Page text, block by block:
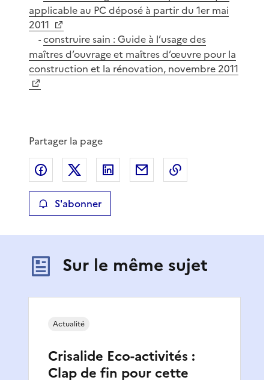
applicable au PC déposé à partir du 1er mai
2011
-construire sain : Guide à l’usage des
maîtres d’ouvrage et maîtres d’œuvre pour la
construction et la rénovation, novembre 2011
Partager la page
Partager sur Facebook
Partager sur XPartager sur LinkedIn
Partager par email
S'abonner
Sur le même sujet
Crisalide Eco-activités :
Clap de fin pour cette
Actualité